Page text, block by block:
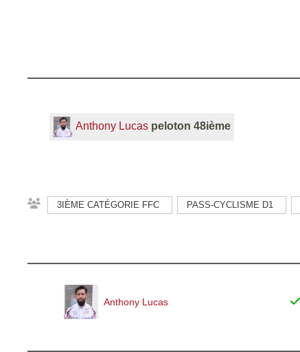
Anthony Lucas peloton 48ième
3IÈME CATÉGORIE FFC PASS-CYCLISME D1
Anthony Lucas